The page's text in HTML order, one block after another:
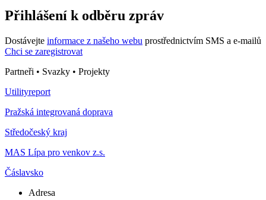
Přihlášení k odběru zpráv
Dostávejte informace z našeho webu prostřednictvím SMS a e-mailů
Chci se zaregistrovat
Partneři • Svazky • Projekty
Utilityreport
Pražská integrovaná doprava
Středočeský kraj
MAS Lípa pro venkov z.s.
Čáslavsko
Adresa